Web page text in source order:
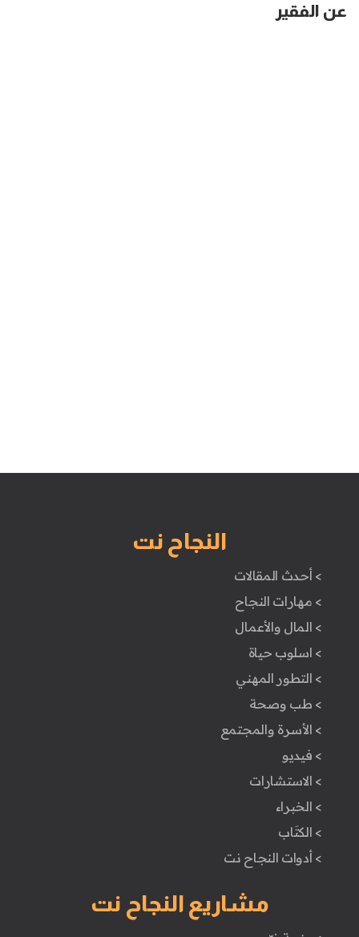
عن الفقير
النجاح نت
> أحدث المقالات
> مهارات النجاح
> المال والأعمال
> اسلوب حياة
> التطور المهني
> طب وصحة
> الأسرة والمجتمع
> فيديو
> الاستشارات
> الخبراء
> الكتَاب
> أدوات النجاح نت
مشاريع النجاح نت